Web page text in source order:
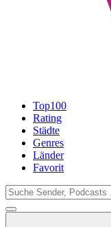
Top100
Rating
Städte
Genres
Länder
Favorit